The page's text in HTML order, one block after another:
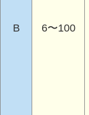
B 6〜100